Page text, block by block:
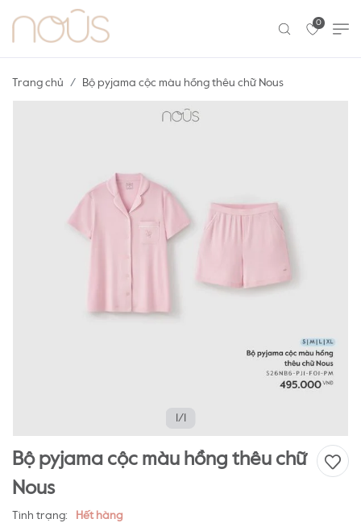
0
Trang chủ Bộ pyjama cộc màu hồng thêu chữ Nous
1/1
Bộ pyjama cộc màu hồng thêu chữ
Nous
Tình trạng:
Hết hàng